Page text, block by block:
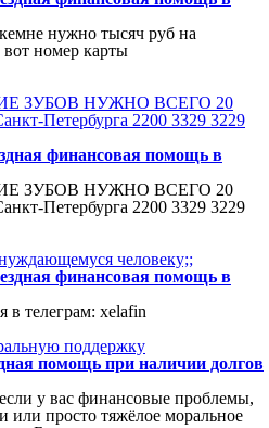
нужно тысяч руб на
вот номер карты
ЗУБОВ НУЖНО ВСЕГО 20
Петербурга 2200 3329 3229
финансовая помощь в
ЗУБОВ НУЖНО ВСЕГО 20
Петербурга 2200 3329 3229
чeловeку;;
финансовая помощь в
в телегрaм: xelafin
поддержку
помощь при наличии долгов
у вас финансовые проблемы,
или просто тяжёлое моральное